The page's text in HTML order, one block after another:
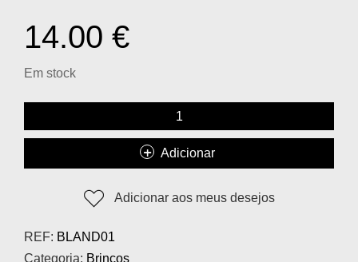
14.00 €
Em stock
Adicionar
Adicionar aos meus desejos
REF: BLAND01
Categoria: Brincos